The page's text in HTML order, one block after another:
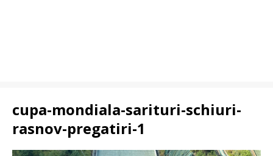
cupa-mondiala-sarituri-schiuri-
rasnov-pregatiri-1